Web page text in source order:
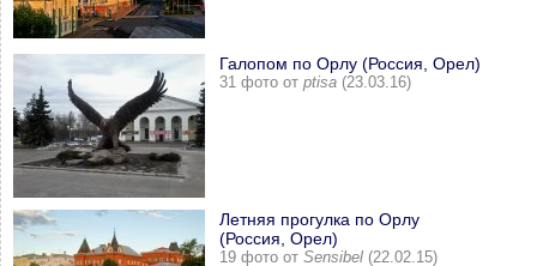
Галопом по Орлу (Россия, Орел)
31 фото от ptisa (23.03.16)
Летняя прогулка по Орлу
(Россия, Орел)
19 фото от Sensibel (22.02.15)